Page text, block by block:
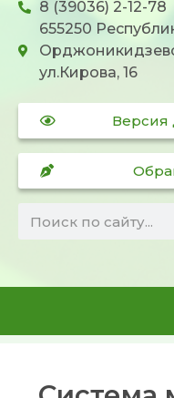
8 (39036) 2-12-78
655250
ул.Кирова, 16
Версия